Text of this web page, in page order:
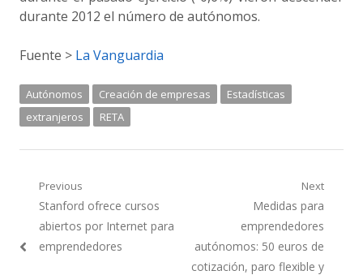
durante 2012 el número de autónomos.
Fuente > La Vanguardia
Autónomos Creación de empresas
Estadísticas
extranjeros
RETA
Navegación
de
entradas
Previous
Previous
post:
Stanford ofrece cursos
abiertos por Internet para
emprendedores
Next
Next
post:
Medidas para
emprendedores
autónomos: 50 euros de
cotización, paro flexible y